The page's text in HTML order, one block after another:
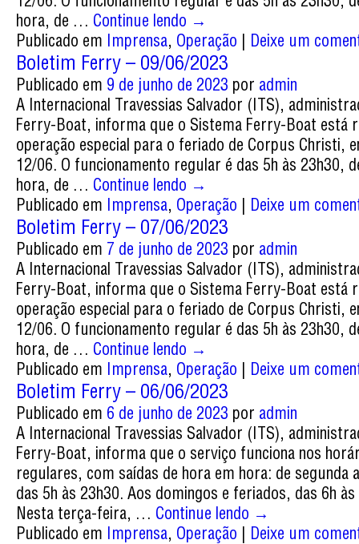
hora, de … Continue lendo →
Publicado em Imprensa, Operação | Deixe um
Boletim Ferry – 09/06/2023
Publicado em 9 de junho de 2023 por admin
A Internacional Travessias Salvador (ITS),
Ferry-Boat, informa que o Sistema Ferry-Boat está
operação especial para o feriado de Corpus Christi,
12/06. O funcionamento regular é das 5h às 23h30,
hora, de … Continue lendo →
Publicado em Imprensa, Operação | Deixe um
Boletim Ferry – 07/06/2023
Publicado em 7 de junho de 2023 por admin
A Internacional Travessias Salvador (ITS),
Ferry-Boat, informa que o Sistema Ferry-Boat está
operação especial para o feriado de Corpus Christi,
12/06. O funcionamento regular é das 5h às 23h30,
hora, de … Continue lendo →
Publicado em Imprensa, Operação | Deixe um
Boletim Ferry – 06/06/2023
Publicado em 6 de junho de 2023 por admin
A Internacional Travessias Salvador (ITS),
Ferry-Boat, informa que o serviço funciona nos
regulares, com saídas de hora em hora: de segunda
das 5h às 23h30. Aos domingos e feriados, das 6h
Nesta terça-feira, … Continue lendo →
Publicado em Imprensa, Operação | Deixe um